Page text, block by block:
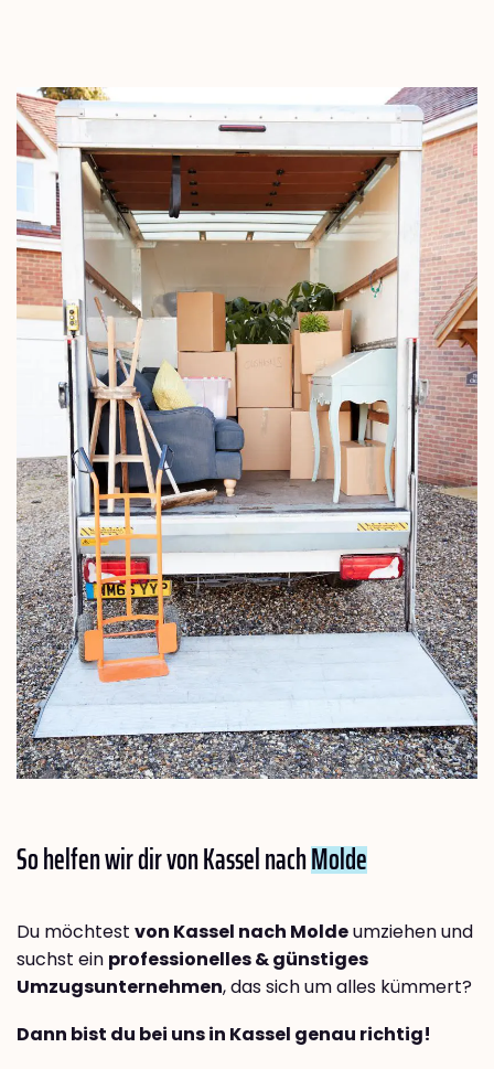
So helfen wir dir von Kassel nachMolde
Du möchtest von Kassel nach Moldeumziehen und
suchst ein professionelles & günstiges
Umzugsunternehmen, das sich um alles kümmert?
Dann bist du bei uns in Kassel genau richtig!